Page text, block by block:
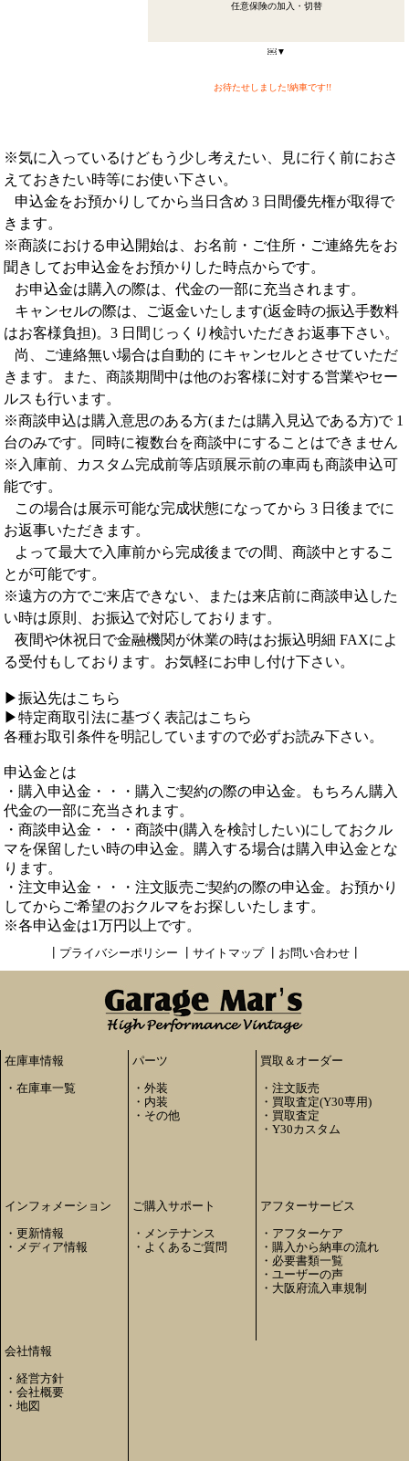
任意保険の加入・切替
￼▼
お待たせしました!納車です!!
※気に入っているけどもう少し考えたい、見に行く前におさ
えておきたい時等にお使い下さい。
申込金をお預かりしてから当日含め 3 日間優先権が取得で
きます。
※商談における申込開始は、お名前・ご住所・ご連絡先をお
聞きしてお申込金をお預かりした時点からです。
お申込金は購入の際は、代金の一部に充当されます。
キャンセルの際は、ご返金いたします(返金時の振込手数料
はお客様負担)。3 日間じっくり検討いただきお返事下さい。
尚、ご連絡無い場合は自動的 にキャンセルとさせていただ
きます。また、商談期間中は他のお客様に対する営業やセー
ルスも行います。
※商談申込は購入意思のある方(または購入見込である方)で 1
台のみです。同時に複数台を商談中にすることはできません
※入庫前、カスタム完成前等店頭展示前の車両も商談申込可
能です。
この場合は展示可能な完成状態になってから 3 日後までに
お返事いただきます。
よって最大で入庫前から完成後までの間、商談中とするこ
とが可能です。
※遠方の方でご来店できない、または来店前に商談申込した
い時は原則、お振込で対応しております。
夜間や休祝日で金融機関が休業の時はお振込明細 FAXによ
る受付もしております。お気軽にお申し付け下さい。
▶振込先はこちら
▶特定商取引法に基づく表記はこちら
各種お取引条件を明記していますので必ずお読み下さい。
申込金とは
・購入申込金・・・購入ご契約の際の申込金。もちろん購入
代金の一部に充当されます。
・商談申込金・・・商談中(購入を検討したい)にしておクル
マを保留したい時の申込金。購入する場合は購入申込金とな
ります。
・注文申込金・・・注文販売ご契約の際の申込金。お預かり
してからご希望のおクルマをお探しいたします。
※各申込金は1万円以上です。
プライバシーポリシー サイトマップ┃ お問い合わせ
在庫車情報
・在庫車一覧
パーツ
・外装
・ 内装
・ その他
買取＆オーダー
・注文販売
・ 買取査定(Y30専用)
・ 買取査定
・Y30カスタム
インフォメーション
・更新情報
・ メディア情報
ご購入サポート
・ メンテナンス
・ よくあるご質問
アフターサービス
・ アフターケア
・購入から納車の流れ
・ 必要書類一覧
・ユーザーの声
・ 大阪府流入車規制
会社情報
・経営方針
・会社概要
・地図